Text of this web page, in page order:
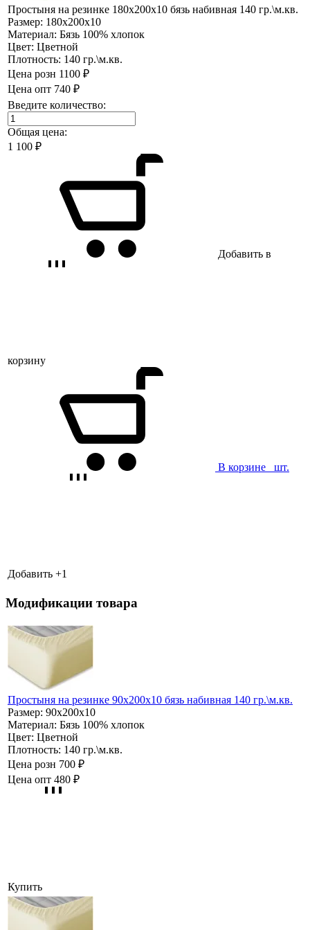
Простыня на резинке 180х200х10 бязь набивная 140 гр.\м.кв.
Размер: 180х200х10
Материал: Бязь 100% хлопок
Цвет: Цветной
Плотность: 140 гр.\м.кв.
Цена розн 1100 ₽
Цена опт 740 ₽
Введите количество:
Общая цена:
1 100 ₽
Добавить в
корзину
В корзине шт.
Добавить +1
Модификации товара
Простыня на резинке 90х200х10 бязь набивная 140 гр.\м.кв.
Размер: 90х200х10
Материал: Бязь 100% хлопок
Цвет: Цветной
Плотность: 140 гр.\м.кв.
Цена розн 700 ₽
Цена опт 480 ₽
Купить